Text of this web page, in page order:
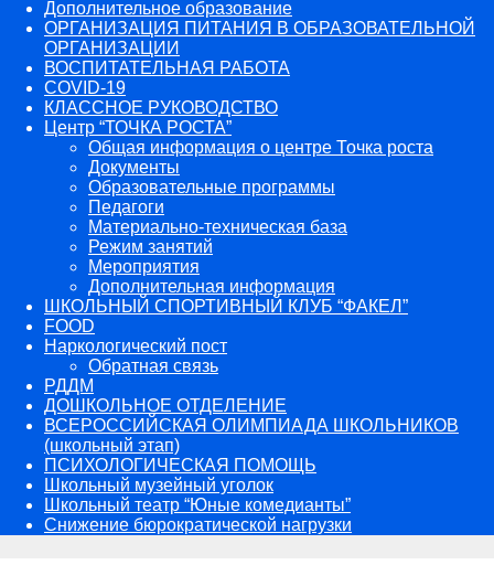
Дополнительное образование
ОРГАНИЗАЦИЯ ПИТАНИЯ В ОБРАЗОВАТЕЛЬНОЙ
ОРГАНИЗАЦИИ
ВОСПИТАТЕЛЬНАЯ РАБОТА
COVID-19
КЛАССНОЕ РУКОВОДСТВО
Центр “ТОЧКА РОСТА”
Общая информация о центре Точка роста
Документы
Образовательные программы
Педагоги
Материально-техническая база
Режим занятий
Мероприятия
Дополнительная информация
ШКОЛЬНЫЙ СПОРТИВНЫЙ КЛУБ “ФАКЕЛ”
FOOD
Наркологический пост
Обратная связь
РДДМ
ДОШКОЛЬНОЕ ОТДЕЛЕНИЕ
ВСЕРОССИЙСКАЯ ОЛИМПИАДА ШКОЛЬНИКОВ
(школьный этап)
ПСИХОЛОГИЧЕСКАЯ ПОМОЩЬ
Школьный музейный уголок
Школьный театр “Юные комедианты”
Снижение бюрократической нагрузки